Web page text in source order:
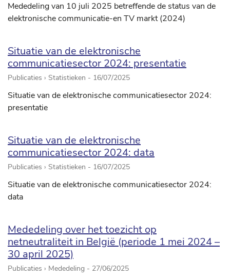
Mededeling van 10 juli 2025 betreffende de status van de
elektronische communicatie-en TV markt (2024)
Situatie van de elektronische
communicatiesector 2024: presentatie
Publicaties › Statistieken - 16/07/2025
Situatie van de elektronische communicatiesector 2024:
presentatie
Situatie van de elektronische
communicatiesector 2024: data
Publicaties › Statistieken - 16/07/2025
Situatie van de elektronische communicatiesector 2024:
data
Mededeling over het toezicht op
netneutraliteit in België (periode 1 mei 2024 –
30 april 2025)
Publicaties › Mededeling - 27/06/2025